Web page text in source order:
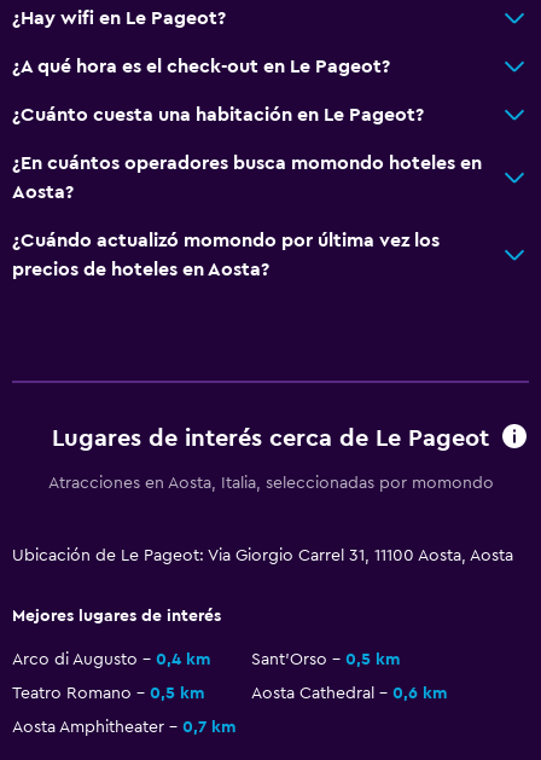
Limpieza diaria
Servicios y facilidades
Servicio de despertador
Check-out exprés
Caja fuerte
Estacionamiento gratuito
Sistema de entretenimiento
TV
Accesibilidad y adecuación
Para no fumadores
Mascotas permitidas bajo consulta (pueden aplicar cargos
extra)
¿Hay wifi en Le Pageot?
¿A qué hora es el check-out en Le Pageot?
¿Cuánto cuesta una habitación en Le Pageot?
¿En cuántos operadores busca momondo hoteles en
Aosta?
¿Cuándo actualizó momondo por última vez los
precios de hoteles en Aosta?
Lugares de interés cerca de Le Pageot
Atracciones en Aosta, Italia, seleccionadas por momondo
Ubicación de Le Pageot: Via Giorgio Carrel 31, 11100 Aosta, Aosta
Mejores lugares de interés
Arco di Augusto 0,4 km Sant'Orso
0,5 km
Teatro Romano
0,5 km Aosta Cathedral
0,6 km
Aosta Amphitheater
0,7 km